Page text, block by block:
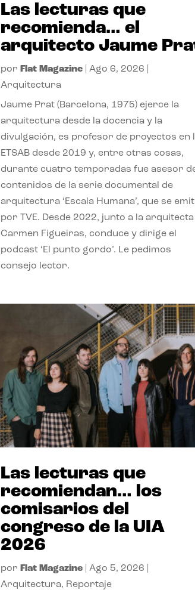
Las lecturas que
recomienda… el
arquitecto Jaume
por Flat Magazine| Ago 6, 2026
Arquitectura
Jaume Prat (Barcelona, 1975) ejerce la
arquitectura desde la docencia y la
divulgación, es profesor de proyectos en
ETSAB desde 2019 y, entre otras cosas,
durante cuatro temporadas fue asesor
contenidos de la serie documental de
arquitectura ‘Escala Humana’, que se
por TVE. Desde 2022, junto a la arquitecta
Carmen Figueiras, conduce y dirige el
podcast ‘El punto gordo’. Le pedimos
consejo lector.
Las lecturas que
recomiendan… los
comisarios del
congreso de la UIA
2026
por Flat Magazine| Ago 5, 2026
Arquitectura, Reportaje